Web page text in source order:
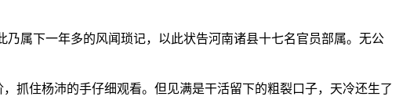
属下一年多的风闻琐记，以此状告河南诸县十七名官员部属。无公
抓住杨沛的手仔细观看。但见满是干活留下的粗裂口子，天冷还生了